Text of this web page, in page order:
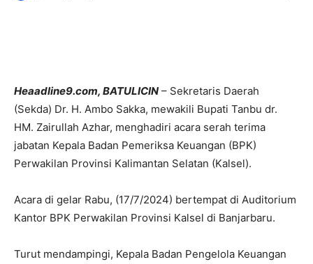
Heaadline9.com, BATULICIN – Sekretaris Daerah
(Sekda) Dr. H. Ambo Sakka, mewakili Bupati Tanbu dr.
HM. Zairullah Azhar, menghadiri acara serah terima
jabatan Kepala Badan Pemeriksa Keuangan (BPK)
Perwakilan Provinsi Kalimantan Selatan (Kalsel).
Acara di gelar Rabu, (17/7/2024) bertempat di Auditorium
Kantor BPK Perwakilan Provinsi Kalsel di Banjarbaru.
Turut mendampingi, Kepala Badan Pengelola Keuangan